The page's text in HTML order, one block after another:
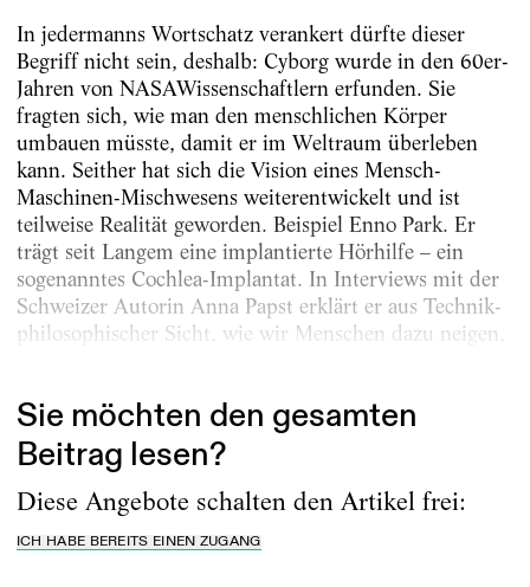
In jedermanns Wortschatz verankert dürfte dieser
Begriff nicht sein, deshalb: Cyborg wurde in den 60er-
Jahren von NASAWissenschaftlern erfunden. Sie
fragten sich, wie man den menschlichen Körper
umbauen müsste, damit er im Weltraum überleben
kann. Seither hat sich die Vision eines Mensch-
Maschinen-Mischwesens weiterentwickelt und ist
teilweise Realität geworden. Beispiel Enno Park. Er
trägt seit Langem eine implantierte Hörhilfe – ein
sogenanntes Cochlea-Implantat. In Interviews mit der
Schweizer Autorin Anna Papst erklärt er aus Technik-
philosophischer Sicht, wie wir Menschen dazu neigen,
Sie möchten den gesamten
Beitrag lesen?
Diese Angebote schalten den Artikel frei:
ICH HABE BEREITS EINEN ZUGANG